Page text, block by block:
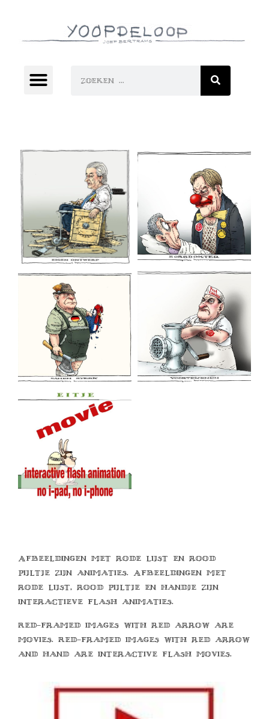
Afbeeldingen met rode lijst en rood
pijltje zijn animaties. Afbeeldingen met
rode lijst, rood pijltje en handje zijn
interactieve flash animaties.
Red-framed images with red arrow are
movies. Red-framed images with red arrow
and hand are interactive flash movies.